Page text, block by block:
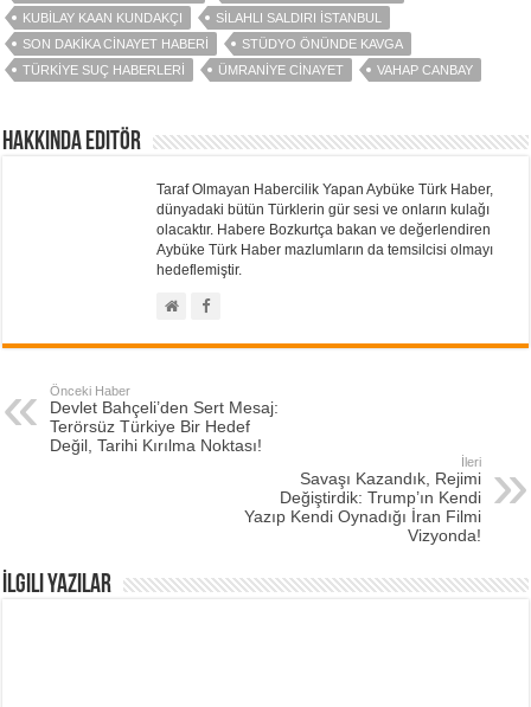
KUBILAY KAAN KUNDAKÇI
SILAHLI SALDIRI İSTANBUL
SON DAKIKA CINAYET HABERI
STÜDYO ÖNÜNDE KAVGA
TÜRKIYE SUÇ HABERLERI
ÜMRANIYE CINAYET VAHAP CANBAY
Hakkında Editör
Taraf Olmayan Habercilik Yapan Aybüke Türk Haber,
dünyadaki bütün Türklerin gür sesi ve onların kulağı
olacaktır. Habere Bozkurtça bakan ve değerlendiren
Aybüke Türk Haber mazlumların da temsilcisi olmayı
hedeflemiştir.
Önceki Haber
Devlet Bahçeli’den Sert Mesaj:
Terörsüz Türkiye Bir Hedef
Değil, Tarihi Kırılma Noktası!
İleri
Savaşı Kazandık, Rejimi
Değiştirdik: Trump’ın Kendi
Yazıp Kendi Oynadığı İran Filmi
Vizyonda!
İlgili Yazılar